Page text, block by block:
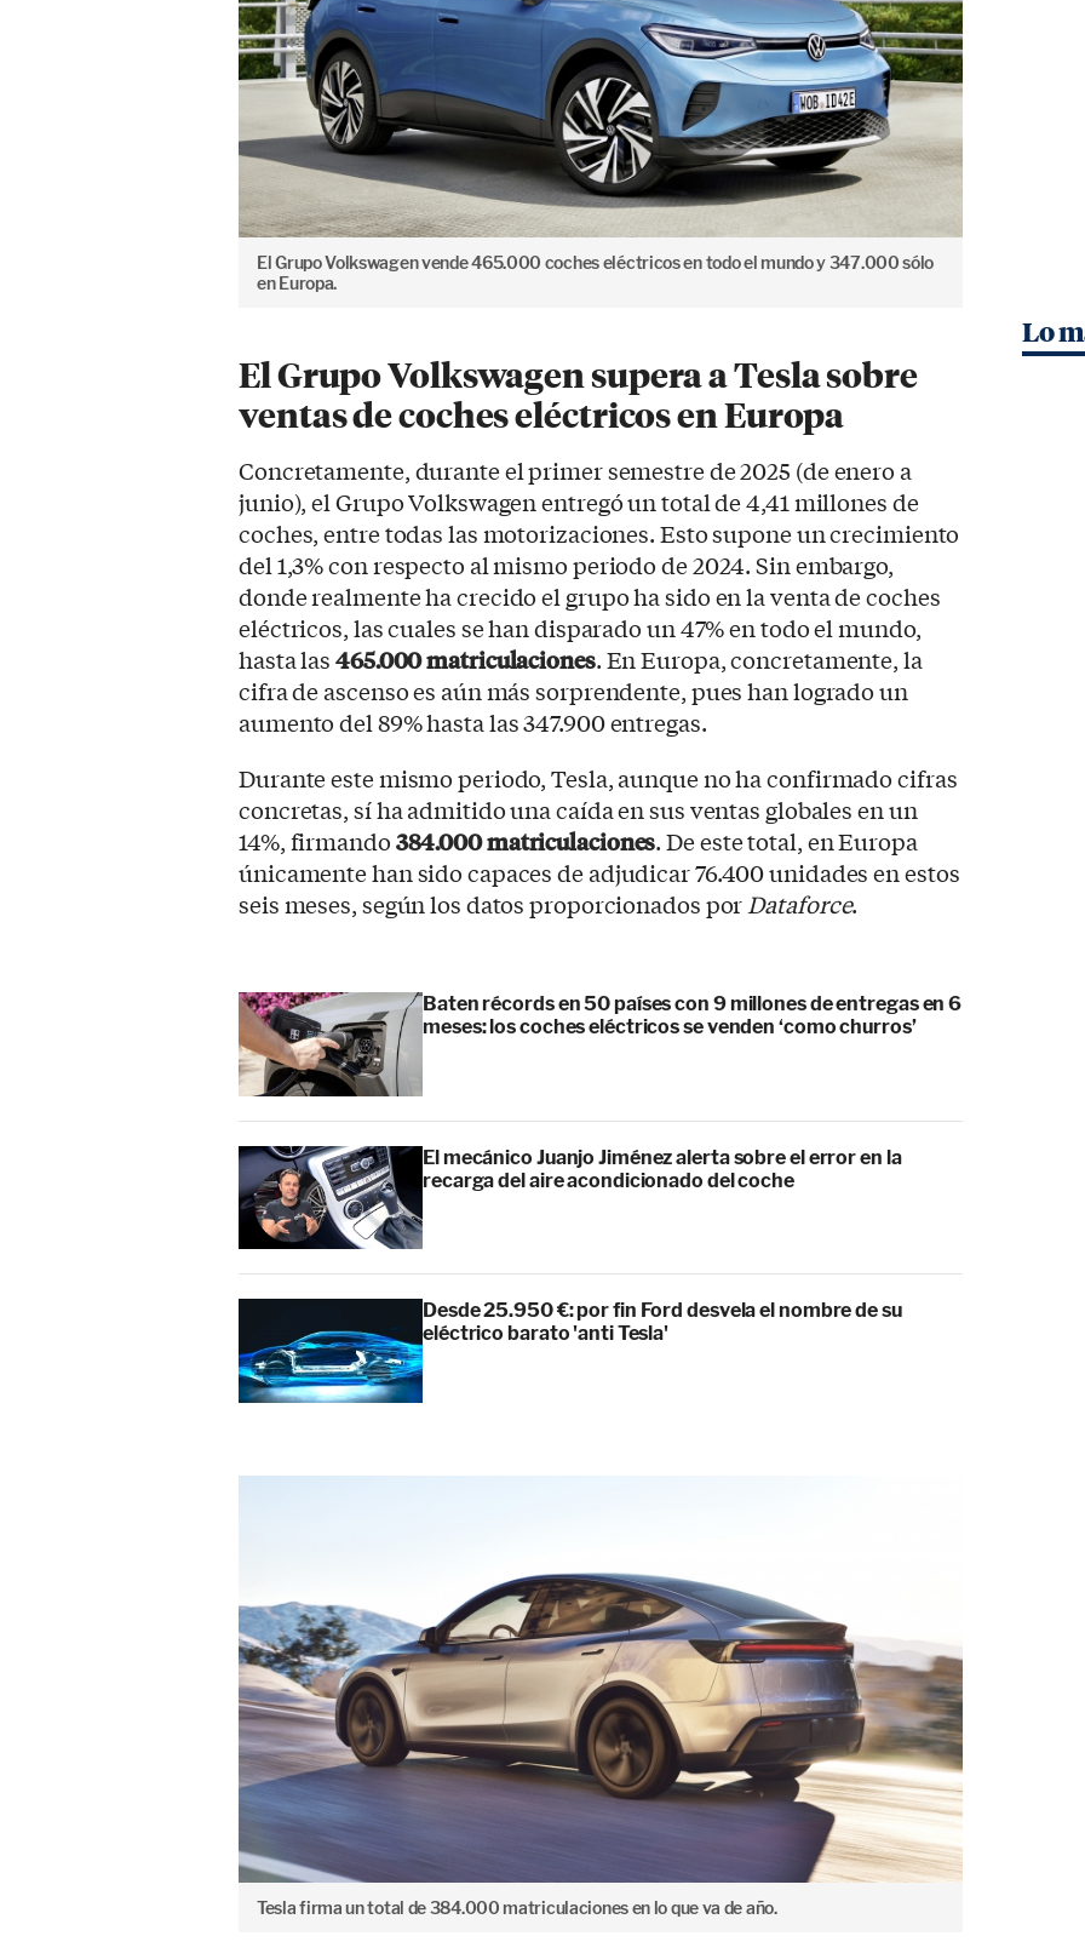
El Grupo Volkswagen vende 465.000 coches eléctricos en todo el mundo y 347.000 sólo
en Europa.
El Grupo Volkswagen supera a Tesla sobre
ventas de coches eléctricos en Europa
Concretamente, durante el primer semestre de 2025 (de enero a
junio), el Grupo Volkswagen entregó un total de 4,41 millones de
coches, entre todas las motorizaciones. Esto supone un crecimiento
del 1,3% con respecto al mismo periodo de 2024. Sin embargo,
donde realmente ha crecido el grupo ha sido en la venta de coches
eléctricos, las cuales se han disparado un 47% en todo el mundo,
hasta las465.000 matriculaciones. En Europa, concretamente, la
cifra de ascenso es aún más sorprendente, pues han logrado un
aumento del 89% hasta las 347.900 entregas.
Durante este mismo periodo, Tesla, aunque no ha confirmado cifras
concretas, sí ha admitido una caída en sus ventas globales en un
14%, firmando384.000 matriculaciones. De este total, en Europa
únicamente han sido capaces de adjudicar 76.400 unidades en estos
seis meses, según los datos proporcionados por Dataforce.
Baten récords en 50 países con 9 millones de entregas en 6
meses: los coches eléctricos se venden ‘como churros’
El mecánico Juanjo Jiménez alerta sobre el error en la
recarga del aire acondicionado del coche
Desde 25.950 €: por fin Ford desvela el nombre de su
eléctrico barato 'anti Tesla'
Tesla firma un total de 384.000 matriculaciones en lo que va de año.
Lo